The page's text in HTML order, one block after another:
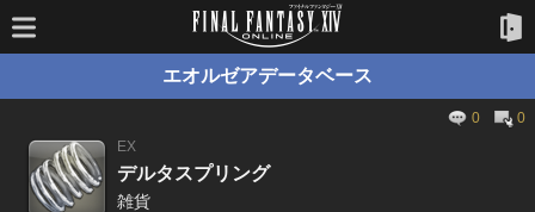
エオルゼアデータベース
0
0
EX
デルタスプリング
雑貨